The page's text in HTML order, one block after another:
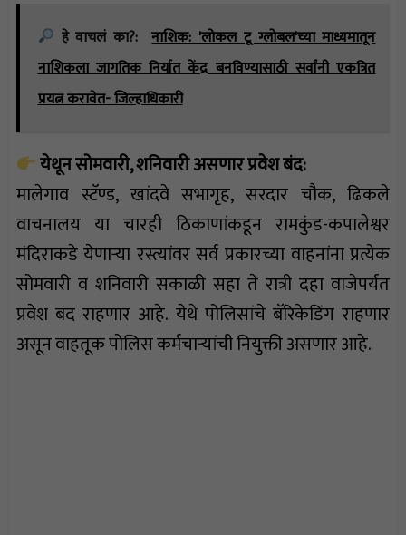
हे वाचलं का?: नाशिक: 'लोकल टू ग्लोबल'च्या माध्यमातून
नाशिकला जागतिक निर्यात केंद्र बनविण्यासाठी सर्वांनी एकत्रित
प्रयत्न करावेत- जिल्हाधिकारी
येथून सोमवारी, शनिवारी असणार प्रवेश बंद:
मालेगाव स्टॅण्ड, खांदवे सभागृह, सरदार चौक, ढिकले
वाचनालय या चारही ठिकाणांकडून रामकुंड-कपालेश्वर
मंदिराकडे येणाऱ्या रस्त्यांवर सर्व प्रकारच्या वाहनांना प्रत्येक
सोमवारी व शनिवारी सकाळी सहा ते रात्री दहा वाजेपर्यंत
प्रवेश बंद राहणार आहे. येथे पोलिसांचे बॅरिकेडिंग राहणार
असून वाहतूक पोलिस कर्मचाऱ्यांची नियुक्ती असणार आहे.